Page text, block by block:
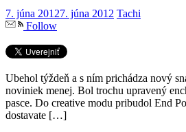
7. júna 20127. júna 2012 Tachi
Follow
Ubehol týždeň a s ním prichádza nový
noviniek menej. Bol trochu upravený
pasce. Do creative modu pribudol End
dostavate […]